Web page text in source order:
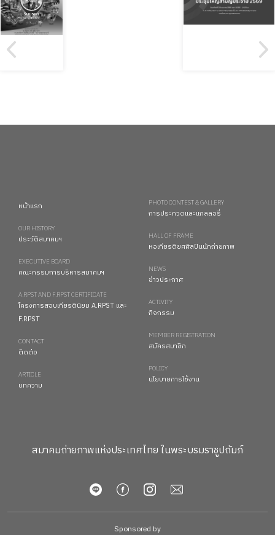
หน้าแรก
OUR HISTORY
ประวัติสมาคมฯ
EXECUTIVE BOARD
คณะกรรมการบริหารสมาคมฯ
A.RPST AND F.RPST CERTIFICATE
โครงการสอบเกียรตินิยม A.RPST และ
F.RPST
CONTACT
ติดต่อ
ARTICLE
บทความ
PHOTO CONTEST & GALLERY
การประกวดและแกลลอรี่
HALL OF FRAME
หอเกียรติยศศิลปินนักถ่ายภาพ
NEWS
ข่าวประกาศ
ACTIVITY
กิจกรรม
MEMBER REGISTRATION
สมัครสมาชิก
POLICY
นโยบายการใช้งาน
สมาคมถ่ายภาพแห่งประเทศไทย ในพระบรมราชูปถัมภ์
Sponsored by